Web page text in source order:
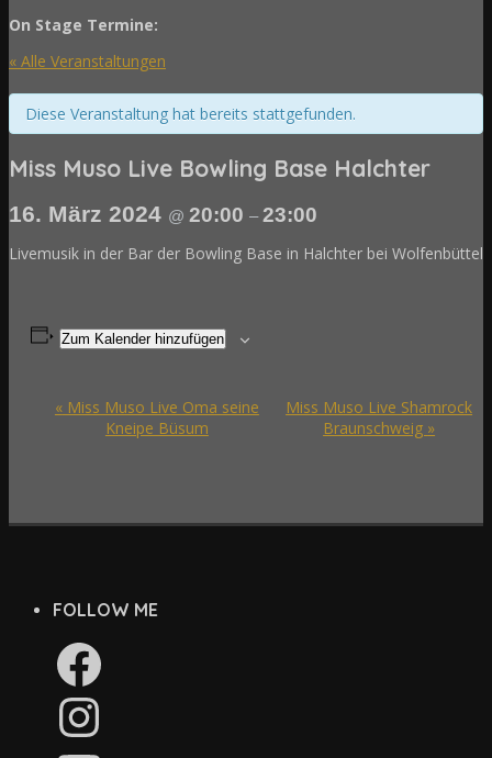
On Stage Termine:
« Alle Veranstaltungen
Diese Veranstaltung hat bereits stattgefunden.
Miss Muso Live Bowling Base Halchter
16. März 2024 @ 20:00 –23:00
Livemusik in der Bar der Bowling Base in Halchter bei Wolfenbüttel
Zum Kalender hinzufügen
Veranstaltung-
«Miss Muso Live Oma seine
Kneipe Büsum
Miss Muso Live Shamrock
Braunschweig »
FOLLOW ME
Facebook
Instagram
YouTube